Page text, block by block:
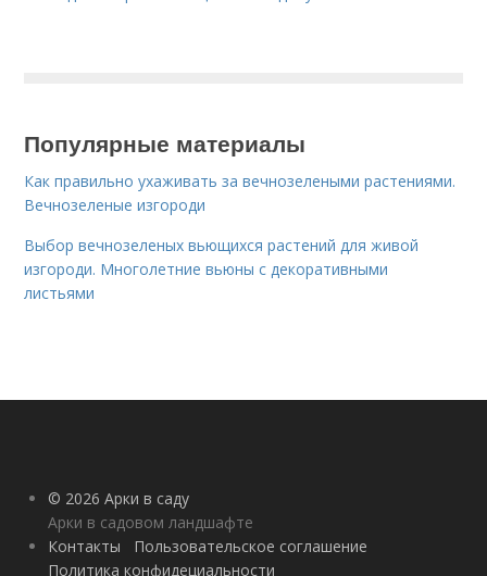
Популярные материалы
Как правильно ухаживать за вечнозелеными растениями.
Вечнозеленые изгороди
Выбор вечнозеленых вьющихся растений для живой
изгороди. Многолетние вьюны с декоративными
листьями
© 2026 Арки в саду
Арки в садовом ландшафте
Контакты
Пользовательское соглашение
Политика конфидециальности